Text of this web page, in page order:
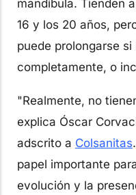
mandíbula. Tienden
16 y los 20 años,
puede prolongarse
completamente, o
"Realmente, no
explica Óscar
adscrito a Colsanitas
papel importante
evolución y la